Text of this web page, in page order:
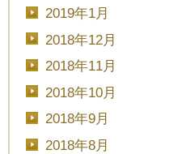
2019年1月
2018年12月
2018年11月
2018年10月
2018年9月
2018年8月